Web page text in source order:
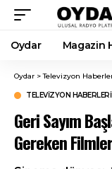
Oydar Magazin
Oydar >Televizyon
TELEVIZYON HABERLERI
Geri Sayım
Gereken